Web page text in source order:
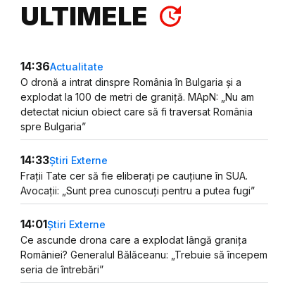
ULTIMELE
14:36Actualitate
O dronă a intrat dinspre România în Bulgaria și a
explodat la 100 de metri de graniță. MApN: „Nu am
detectat niciun obiect care să fi traversat România
spre Bulgaria”
14:33Știri Externe
Frații Tate cer să fie eliberați pe cauțiune în SUA.
Avocații: „Sunt prea cunoscuți pentru a putea fugi”
14:01Știri Externe
Ce ascunde drona care a explodat lângă granița
României? Generalul Bălăceanu: „Trebuie să începem
seria de întrebări”